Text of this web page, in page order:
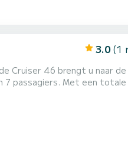
3.0 (1
Cruiser 46 brengt u naar
op de wateren van